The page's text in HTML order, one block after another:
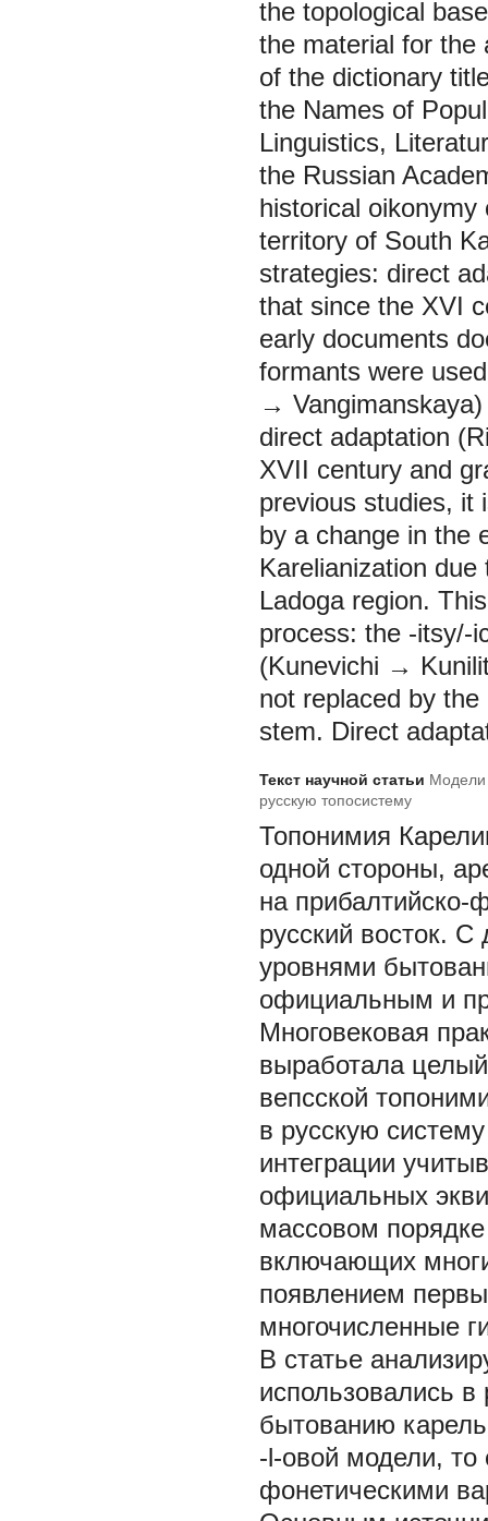
the topological
the material for the
of the dictionary
the Names of
Linguistics,
the Russian
historical
territory of South
strategies: direct
that since the XVI
early documents
formants were
→
direct adaptation
XVII century and
previous studies, it
by a change in the
Karelianization
Ladoga region.
process: the -itsy/-
(Kunevichi →
not replaced by
stem. Direct
Текст научной статьи Модели
русскую топосистему
Топонимия
одной стороны,
на прибалтийско-
русский восток. С
уровнями
официальным и
Многовековая
выработала
вепсской
в русскую
интеграции
официальных
массовом
включающих
появлением
многочисленные
В статье
использовались
бытованию
-l-овой модели,
фонетическими